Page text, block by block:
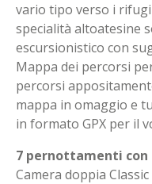
vario tipo verso i
specialità altoatesine
escursionistico con
Mappa dei percorsi
percorsi
mappa in omaggio e
in formato GPX per il
7 pernottamenti con
Camera doppia